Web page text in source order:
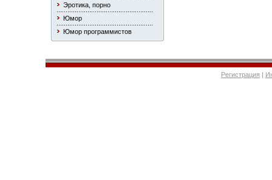
Эротика, порно
Юмор
Юмор программистов
Регистрация |